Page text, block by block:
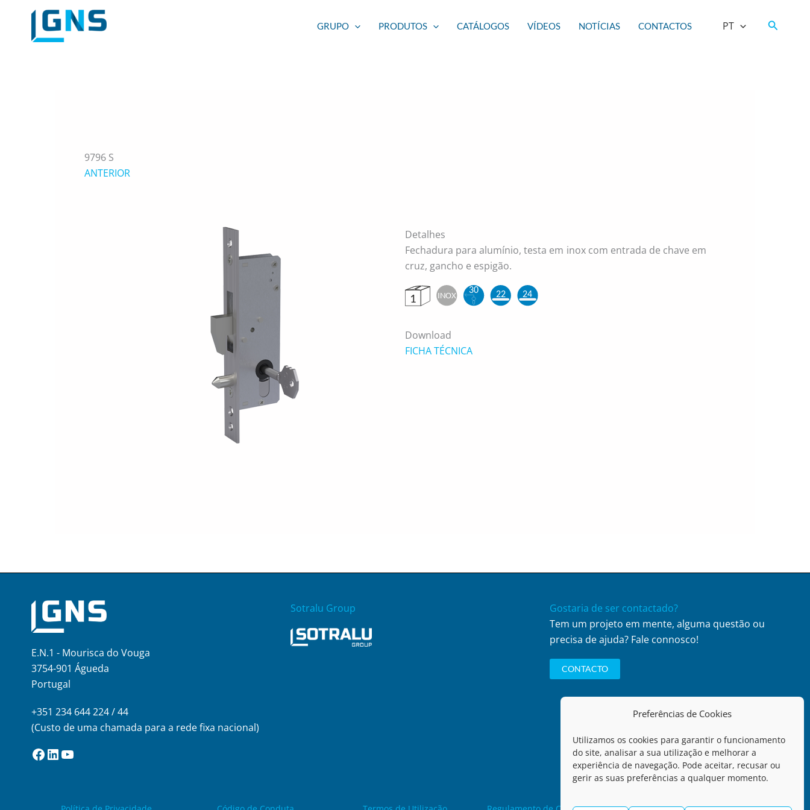
Preferências de Cookies
Utilizamos os cookies para garantir o funcionamento
do site, analisar a sua utilização e melhorar a
experiência de navegação. Pode aceitar, recusar ou
gerir as suas preferências a qualquer momento.
content
GRUPO PRODUTOS CATÁLOGOS VÍDEOS NOTÍCIAS CONTACTOS PT Search
9796 S
ANTERIOR
Detalhes
Fechadura para alumínio, testa em inox com entrada de chave em
cruz, gancho e espigão.
Download
FICHA TÉCNICA
E.N.1 - Mourisca do Vouga
3754-901 Águeda
Portugal
+351 234 644 224 / 44
(Custo de uma chamada para a rede fixa nacional)
Facebook
LinkedIn
YouTube
Sotralu Group
Gostaria de ser contactado?
Tem um projeto em mente, alguma questão ou
precisa de ajuda? Fale connosco!
CONTACTO